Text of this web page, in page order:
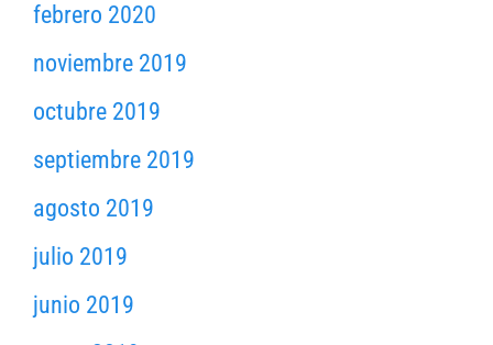
febrero 2020
noviembre 2019
octubre 2019
septiembre 2019
agosto 2019
julio 2019
junio 2019